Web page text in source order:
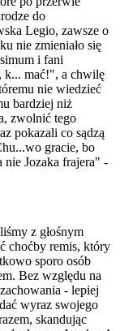
do
Legio, zawsze o
nie zmieniało się
i fani
k... mać!", a chwilę
nie wiedzieć
bardziej niż
zwolnić tego
pokazali co sądzą
gracie, bo
nie Jozaka frajera" -
z głośnym
choćby remis, który
sporo osób
Bez względu na
- lepiej
wyraz swojego
skandując